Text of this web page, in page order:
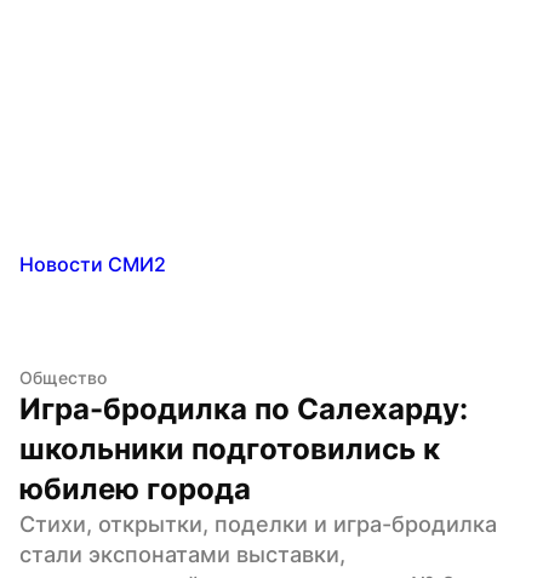
Новости СМИ2
Общество
Игра-бродилка по Салехарду:
школьники подготовились к
юбилею города
Стихи, открытки, поделки и игра-бродилка
стали экспонатами выставки,